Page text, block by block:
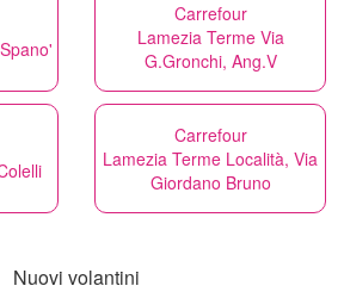
Carrefour
Lamezia Terme Via
G.Gronchi, Ang.V
Carrefour
Lamezia Terme Località, Via
Giordano Bruno
Nuovi volantini